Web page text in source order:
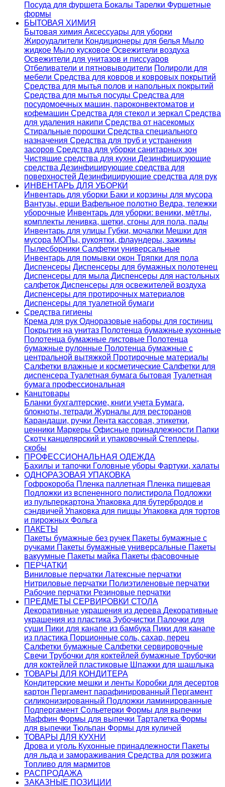
Посуда для фуршета Бокалы Тарелки Фуршетные
формы
БЫТОВАЯ ХИМИЯ
Бытовая химия Аксессуары для уборки
Жироудалители Кондиционеры для белья Мыло
жидкое Мыло кусковое Освежители воздуха
Освежители для унитазов и писсуаров
Отбеливатели и пятновыводители Полироли для
мебели Средства для ковров и ковровых покрытий
Средства для мытья полов и напольных покрытий
Средства для мытья посуды Средства для
посудомоечных машин, пароконвектоматов и
кофемашин Средства для стекол и зеркал Средства
для удаления накипи Средства от насекомых
Стиральные порошки Cредства специального
назначения Средства для труб и устранения
засоров Средства для уборки санитарных зон
Чистящие средства для кухни Дезинфицирующие
средства Дезинфицирующие средства для
поверхностей Дезинфицирующие средства для рук
ИНВЕНТАРЬ ДЛЯ УБОРКИ
Инвентарь для уборки Баки и корзины для мусора
Вантузы, ерши Вафельное полотно Ведра, тележки
уборочные Инвентарь для уборки: веники, мётлы,
комплекты ленивка, щетки, сгоны для пола, пады
Инвентарь для улицы Губки, мочалки Мешки для
мусора МОПы, рукоятки, флаундеры, зажимы
Пылесборники Салфетки универсальные
Инвентарь для помывки окон Тряпки для пола
Диспенсеры Диспенсеры для бумажных полотенец
Диспенсеры для мыла Диспенсеры для настольных
салфеток Диспенсеры для освежителей воздуха
Диспенсеры для протирочных материалов
Диспенсеры для туалетной бумаги
Средства гигиены
Крема для рук Одноразовые наборы для гостиниц
Покрытия на унитаз Полотенца бумажные кухонные
Полотенца бумажные листовые Полотенца
бумажные рулонные Полотенца бумажные с
центральной вытяжкой Протирочные материалы
Салфетки влажные и косметические Салфетки для
диспенсера Туалетная бумага бытовая Туалетная
бумага профессиональная
Канцтовары
Бланки бухгалтерские, книги учета Бумага,
блокноты, тетради Журналы для ресторанов
Карандаши, ручки Лента кассовая, этикетки,
ценники Маркеры Офисные принадлежности Папки
Скотч канцелярский и упаковочный Степлеры,
скобы
ПРОФЕССИОНАЛЬНАЯ ОДЕЖДА
Бахилы и тапочки Головные уборы Фартуки, халаты
ОДНОРАЗОВАЯ УПАКОВКА
Гофрокороба Пленка паллетная Пленка пищевая
Подложки из вспененного полистирола Подложки
из пульперкартона Упаковка для бутербродов и
сэндвичей Упаковка для пиццы Упаковка для тортов
и пирожных Фольга
ПАКЕТЫ
Пакеты бумажные без ручек Пакеты бумажные с
ручками Пакеты бумажные универсальные Пакеты
вакуумные Пакеты майка Пакеты фасовочные
ПЕРЧАТКИ
Виниловые перчатки Латексные перчатки
Нитриловые перчатки Полиэтиленовые перчатки
Рабочие перчатки Резиновые перчатки
ПРЕДМЕТЫ СЕРВИРОВКИ СТОЛА
Декоративные украшения из дерева Декоративные
украшения из пластика Зубочистки Палочки для
суши Пики для канапе из бамбука Пики для канапе
из пластика Порционные соль, сахар, перец
Салфетки бумажные Салфетки сервировочные
Свечи Трубочки для коктейлей бумажные Трубочки
для коктейлей пластиковые Шпажки для шашлыка
ТОВАРЫ ДЛЯ КОНДИТЕРА
Кондитерские мешки и ленты Коробки для десертов
картон Пергамент парафинированный Пергамент
силиконизированный Подложки ламинированные
Подпергамент Сольетерки Формы для выпечки
Маффин Формы для выпечки Тарталетка Формы
для выпечки Тюльпан Формы для куличей
ТОВАРЫ ДЛЯ КУХНИ
Дрова и уголь Кухонные принадлежности Пакеты
для льда и замораживания Средства для розжига
Топливо для мармитов
РАСПРОДАЖА
ЗАКАЗНЫЕ ПОЗИЦИИ